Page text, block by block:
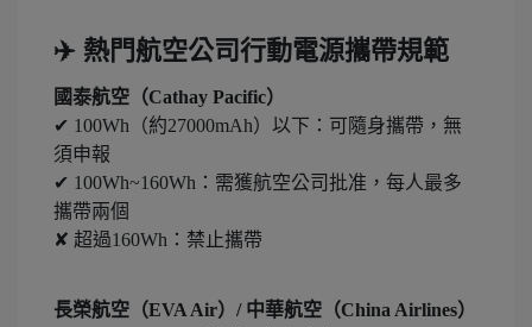
✈️ 熱門航空公司行動電源攜帶規範
國泰航空（Cathay Pacific）
✔ 100Wh（約27000mAh）以下：可隨身攜帶，無
須申報
✔ 100Wh~160Wh：需獲航空公司批准，每人最多
攜帶兩個
✘ 超過160Wh：禁止攜帶
長榮航空（EVA Air）/ 中華航空（China Airlines）